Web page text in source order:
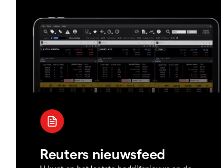
Reuters nieuwsfeed